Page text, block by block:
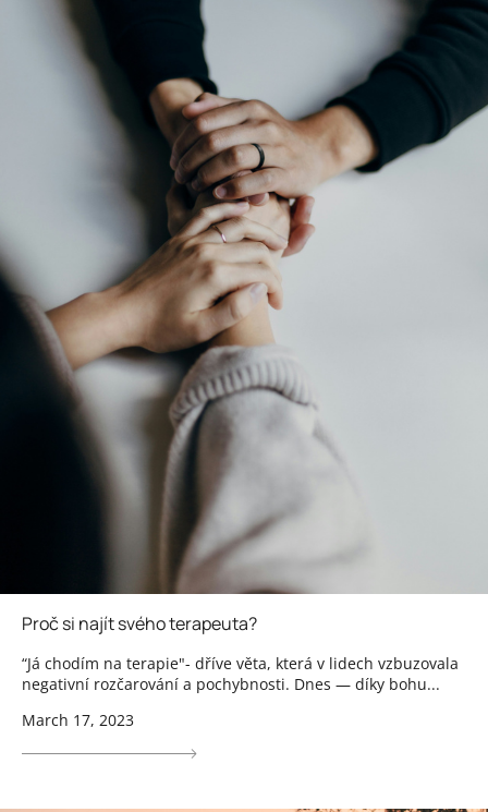
Proč si najít svého terapeuta?
“Já chodím na terapie"- dříve věta, která v lidech vzbuzovala
negativní rozčarování a pochybnosti. Dnes — díky bohu...
March 17, 2023